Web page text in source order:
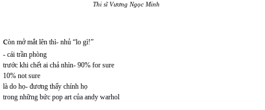
Thi sĩ Vương Ngọc Minh
còn mở mắt lên thì- nhủ “lo gì!”
- cái trần phòng
trước khi chết ai chả nhìn- 90% for sure
10% not sure
là do họ- đương thấy chính họ
trong những bức pop art của andy warhol